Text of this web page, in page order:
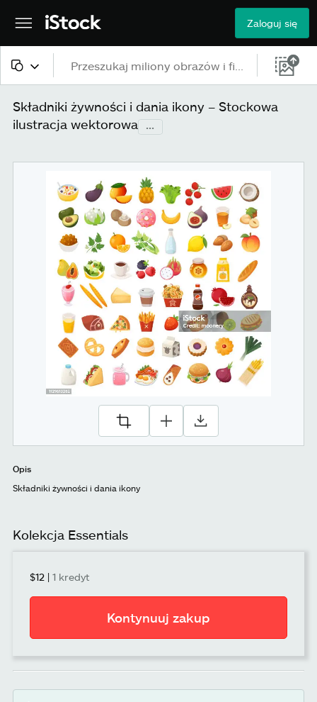
Zaloguj się
Cała zawartość
Obrazy
Zdjęcia
Ilustracje
Grafiki wektorowe
Wideo
Składniki żywności i dania ikony – Stockowa
ilustracja wektorowa
...
Opis
Składniki żywności i dania ikony
Kolekcja Essentials
$12 | 1 kredyt
Kontynuuj zakup